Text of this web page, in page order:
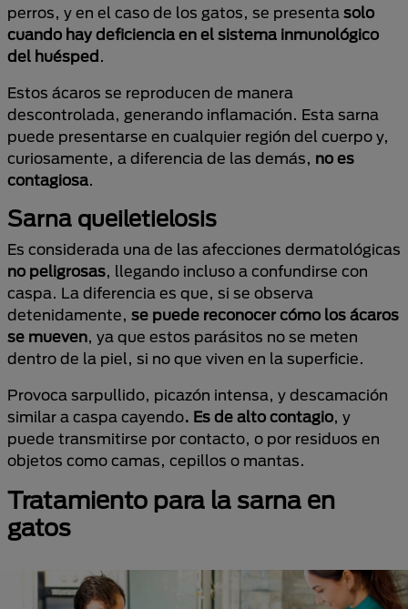
perros, y en el caso de los gatos, se presenta solo
cuando hay deficiencia en el sistema inmunológico
del huésped.
Estos ácaros se reproducen de manera
descontrolada, generando inflamación. Esta sarna
puede presentarse en cualquier región del cuerpo y,
curiosamente, a diferencia de las demás, no es
contagiosa.
Sarna queiletielosis
Es considerada una de las afecciones dermatológicas
no peligrosas, llegando incluso a confundirse con
caspa. La diferencia es que, si se observa
detenidamente, se puede reconocer cómo los ácaros
se mueven, ya que estos parásitos no se meten
dentro de la piel, si no que viven en la superficie.
Provoca sarpullido, picazón intensa, y descamación
similar a caspa cayendo. Es de alto contagio, y
puede transmitirse por contacto, o por residuos en
objetos como camas, cepillos o mantas.
Tratamiento para la sarna en
gatos